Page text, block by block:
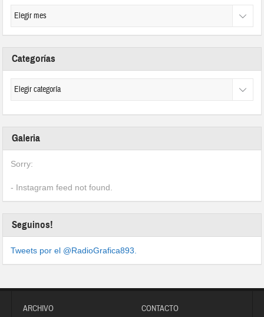
Categorías
Galeria
Sorry:
- Instagram feed not found.
Seguinos!
Tweets por el @RadioGrafica893.
ARCHIVO CONTACTO